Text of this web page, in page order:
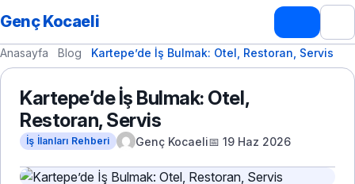
Genç Kocaeli
Anasayfa Blog Kartepe’de İş Bulmak: Otel, Restoran, Servis
Kartepe’de İş Bulmak: Otel,
Restoran, Servis
İş İlanları Rehberi Genç Kocaeli📅 19 Haz 2026